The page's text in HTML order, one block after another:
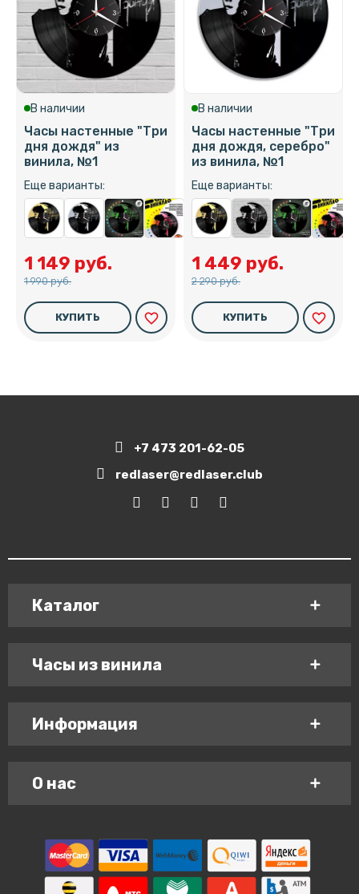
В наличии
Часы настенные "Три
дня дождя" из
винила, №1
Еще варианты:
1 149 руб.
1 990 руб.
КУПИТЬ favorite_border
В наличии
Часы настенные "Три
дня дождя, серебро"
из винила, №1
Еще варианты:
1 449 руб.
2 290 руб.
КУПИТЬ favorite_border
+7 473 201-62-05
redlaser@redlaser.club
Каталог
Часы из винила
Информация
О нас